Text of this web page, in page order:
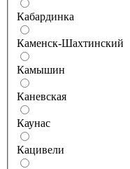
Кабардинка
Каменск-Шахтинский
Камышин
Каневская
Каунас
Кацивели